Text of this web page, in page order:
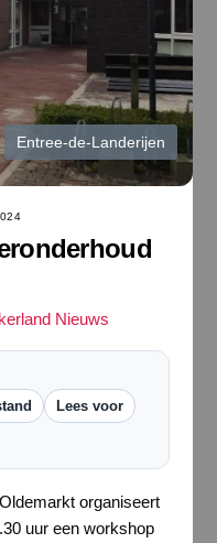
Entree-de-Landerijen
Nieuws
Lees voor
organiseert
uur een workshop